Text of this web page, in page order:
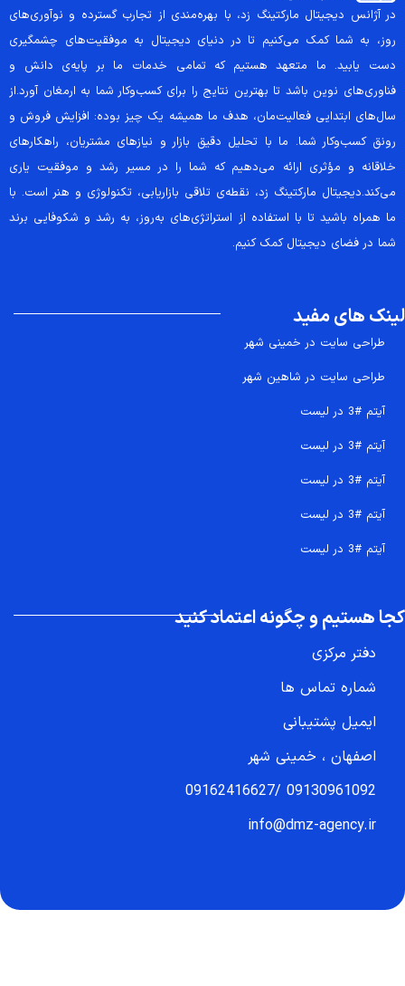
در آژانس دیجیتال مارکتینگ زد، با بهره‌مندی از تجارب گسترده و نوآوری‌های
روز، به شما کمک می‌کنیم تا در دنیای دیجیتال به موفقیت‌های چشمگیری
دست یابید. ما متعهد هستیم که تمامی خدمات ما بر پایه‌ی دانش و
فناوری‌های نوین باشد تا بهترین نتایج را برای کسب‌وکار شما به ارمغان آورد.از
سال‌های ابتدایی فعالیت‌مان، هدف ما همیشه یک چیز بوده: افزایش فروش و
رونق کسب‌وکار شما. ما با تحلیل دقیق بازار و نیازهای مشتریان، راهکارهای
خلاقانه و مؤثری ارائه می‌دهیم که شما را در مسیر رشد و موفقیت یاری
می‌کند.دیجیتال مارکتینگ زد، نقطه‌ی تلاقی بازاریابی، تکنولوژی و هنر است. با
ما همراه باشید تا با استفاده از استراتژی‌های به‌روز، به رشد و شکوفایی برند
شما در فضای دیجیتال کمک کنیم.
لینک های مفید
طراحی سایت در خمینی شهر
طراحی سایت در شاهین شهر
آیتم #3 در لیست
آیتم #3 در لیست
آیتم #3 در لیست
آیتم #3 در لیست
آیتم #3 در لیست
کجا هستیم و چگونه اعتماد کنید
دفتر مرکزی
شماره تماس ها
ایمیل پشتیبانی
اصفهان ، خمینی شهر
09130961092
/
09162416627
info@dmz-agency.ir